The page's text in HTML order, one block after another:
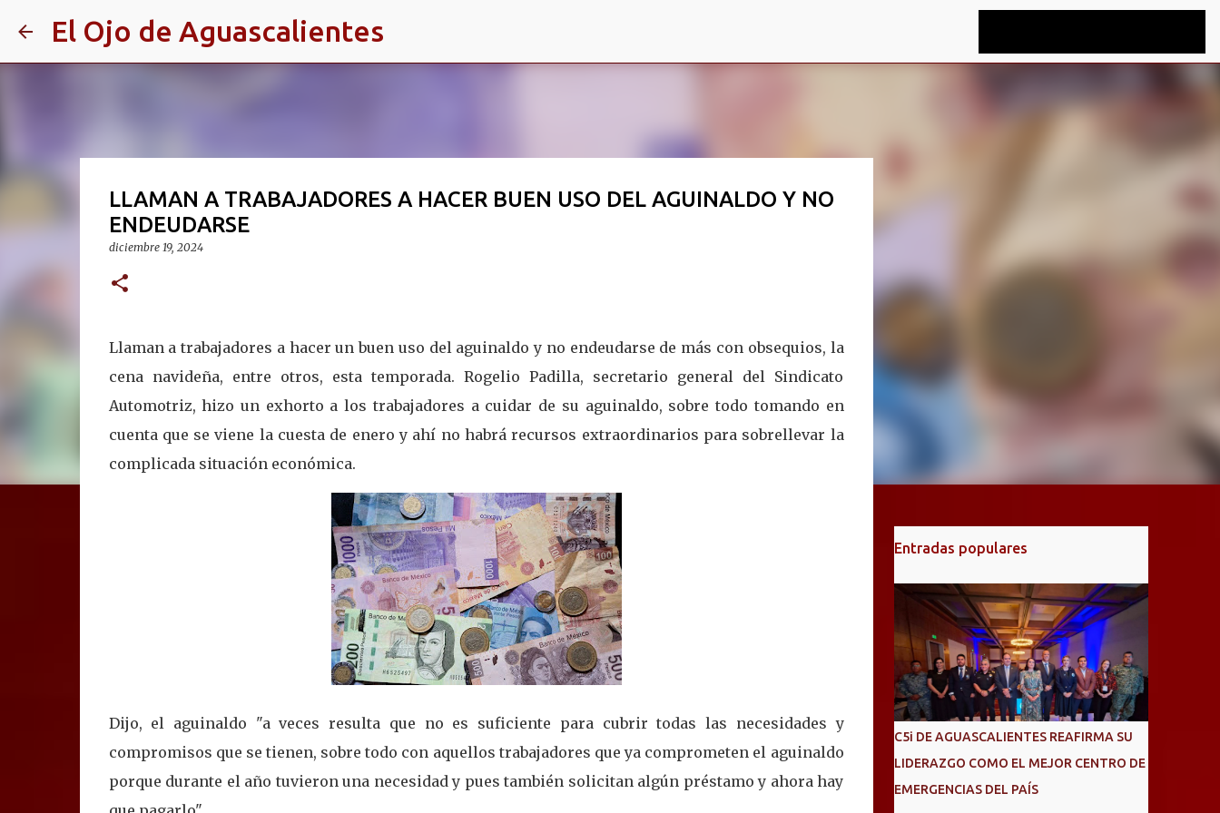
El Ojo de Aguascalientes
LLAMAN A TRABAJADORES A HACER BUEN USO DEL AGUINALDO Y NO
ENDEUDARSE
diciembre 19, 2024
Llaman a trabajadores a hacer un buen uso del aguinaldo y no endeudarse de más con obsequios, la
cena navideña, entre otros, esta temporada. Rogelio Padilla, secretario general del Sindicato
Automotriz, hizo un exhorto a los trabajadores a cuidar de su aguinaldo, sobre todo tomando en
cuenta que se viene la cuesta de enero y ahí no habrá recursos extraordinarios para sobrellevar la
complicada situación económica.
Dijo, el aguinaldo "a veces resulta que no es suficiente para cubrir todas las necesidades y
compromisos que se tienen, sobre todo con aquellos trabajadores que ya comprometen el aguinaldo
porque durante el año tuvieron una necesidad y pues también solicitan algún préstamo y ahora hay
Entradas populares
C5i DE AGUASCALIENTES REAFIRMA SU
LIDERAZGO COMO EL MEJOR CENTRO DE
EMERGENCIAS DEL PAÍS